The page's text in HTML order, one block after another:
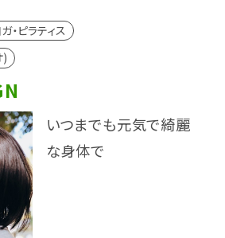
・ピラティス
)
いつまでも元気で綺麗
な身体で